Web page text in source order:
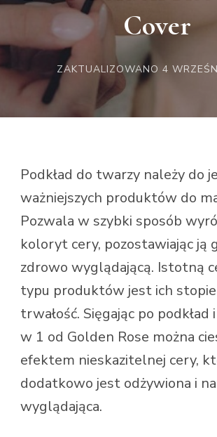
Cover
ZAKTUALIZOWANO 4
Podkład do twarzy należy do
ważniejszych produktów do
Pozwala w szybki sposób
koloryt cery, pozostawiając ją
zdrowo wyglądającą. Istotną
typu produktów jest ich
trwałość. Sięgając po
w 1 od Golden Rose można
efektem nieskazitelnej cery,
dodatkowo jest odżywiona i
wyglądająca.